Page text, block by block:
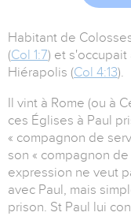
Habitant de
(Col 1:7) et
Hiérapolis (Col 4:13).
Il vint à Rome (ou à
ces Églises à Paul
« compagnon de
son « compagnon
expression ne veut
avec Paul, mais
prison. St Paul lui